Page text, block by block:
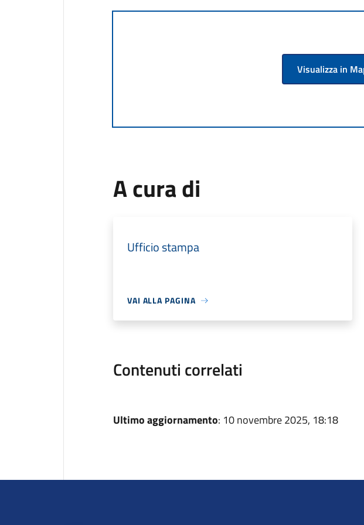
Visualizza in
A cura di
Ufficio stampa
VAI ALLA PAGINA
Contenuti correlati
Ultimo aggiornamento: 10 novembre 2025, 18:18